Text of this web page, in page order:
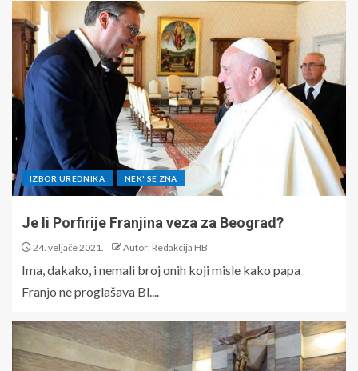
IZBOR UREDNIKA NEK' SE ZNA
Je li Porfirije Franjina veza za Beograd?
24. veljače 2021. Autor: Redakcija HB
Ima, dakako, i nemali broj onih koji misle kako papa
Franjo ne proglašava Bl....